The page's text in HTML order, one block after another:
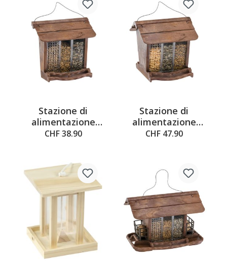
Stazione di
alimentazione
Ferplast Jok 11
CHF 38.90
Stazione di
alimentazione
Ferplast Jok 1
CHF 47.90